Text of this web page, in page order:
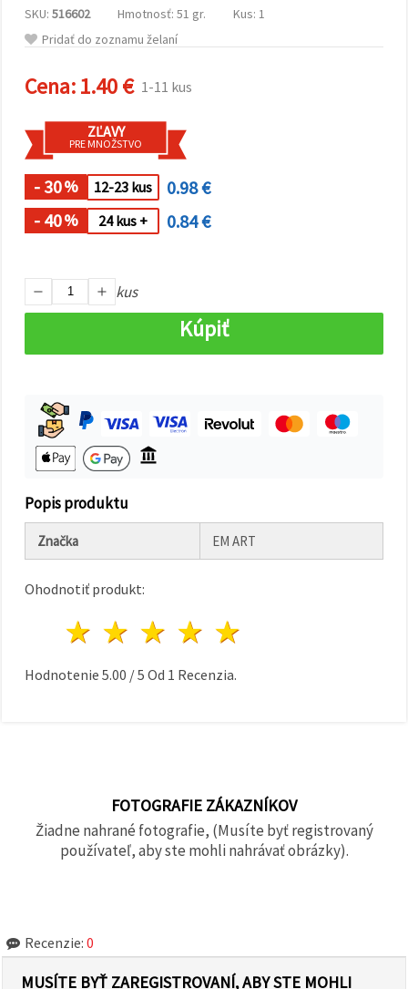
všetky!"
môžete
daného
typu
súborov
cookie a
kliknutím
na tlačidlo
všetko
Nastavenia
SKU: 516602 Hmotnosť: 51 gr.
Kus: 1
Pridať do zoznamu želaní
Cena:1.40 € 1-11 kus
ZĽAVY
PRE MNOŽSTVO
- 30% 12-23 kus
0.98 €
- 40% 24 kus + 0.84 €
kus
Kúpiť
Popis produktu
Značka EM ART
Ohodnotiť produkt:
4 hviezdy
3 hviezdy
2 hviezdy
1 hviezda
Hodnotenie 5.00 /5 Od 1 Recenzia.
FOTOGRAFIE ZÁKAZNÍKOV
Žiadne nahrané fotografie, (Musíte byť registrovaný
používateľ, aby ste mohli nahrávať obrázky).
Recenzie: 0
MUSÍTE BYŤ ZAREGISTROVANÍ, ABY STE MOHLI